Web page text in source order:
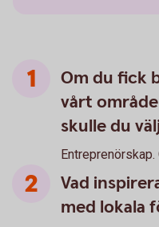
Om du fick
vårt
skulle du
Vad
med lokala